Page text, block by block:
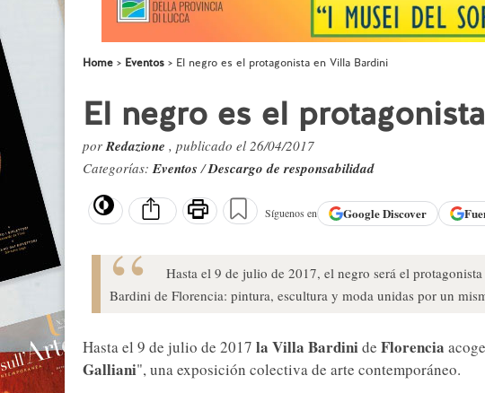
Home Eventos El negro es el protagonista en Villa Bardini
El negro es el
porRedazione , publicado el 26/04/2017
Categorías:Eventos/Descargo de responsabilidad
Síguenos en GoogleDiscover
Hasta el 9 de julio de 2017, el negro será el
Bardini de Florencia: pintura, escultura y moda unidas por un
Hasta el 9 de julio de 2017 la Villa Bardinide Florencia acoge
Galliani", una exposición colectiva de arte contemporáneo.